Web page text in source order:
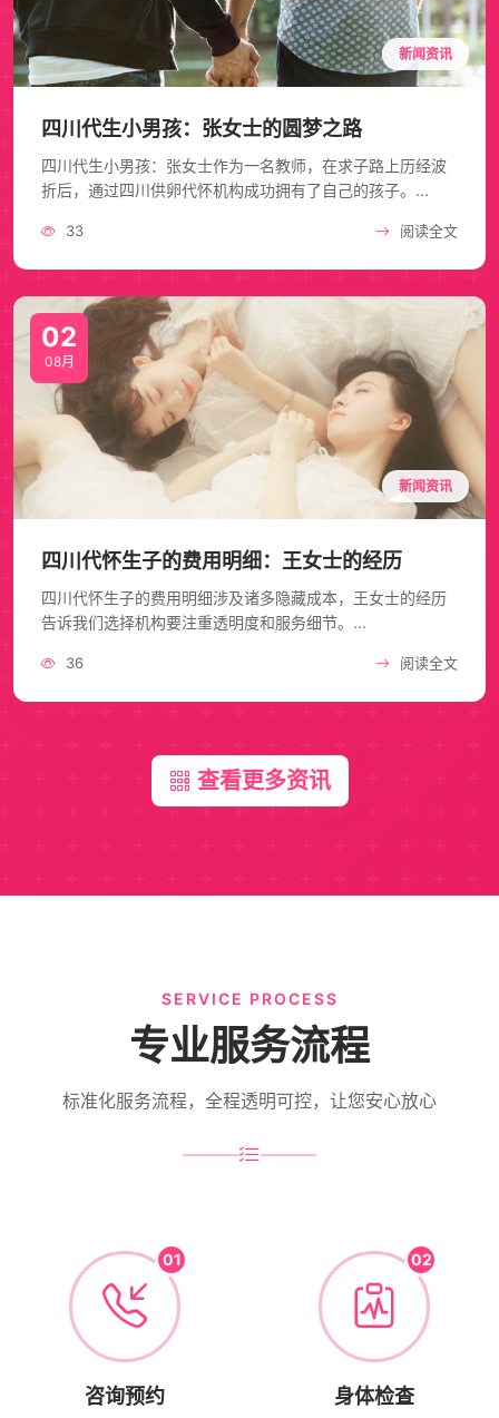
新闻资讯
四川代生小男孩：张女士的圆梦之路
四川代生小男孩：张女士作为一名教师，在求子路上历经波
折后，通过四川供卵代怀机构成功拥有了自己的孩子。...
33 阅读全文
02
08月
新闻资讯
四川代怀生子的费用明细：王女士的经历
四川代怀生子的费用明细涉及诸多隐藏成本，王女士的经历
告诉我们选择机构要注重透明度和服务细节。...
36 阅读全文
查看更多资讯
SERVICE PROCESS
专业服务流程
标准化服务流程，全程透明可控，让您安心放心
01
咨询预约
02
身体检查